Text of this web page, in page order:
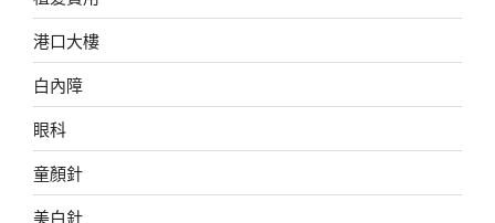
港口大樓
白內障
眼科
童顏針
美白針